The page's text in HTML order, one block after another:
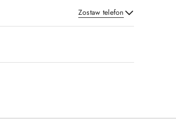
Zostaw telefon
Wyślij